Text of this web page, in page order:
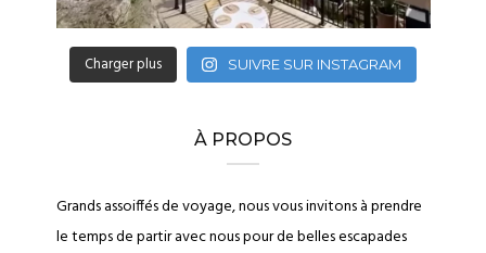
Charger plus SUIVRE SUR INSTAGRAM
À PROPOS
Grands assoiffés de voyage, nous vous invitons à prendre
le temps de partir avec nous pour de belles escapades